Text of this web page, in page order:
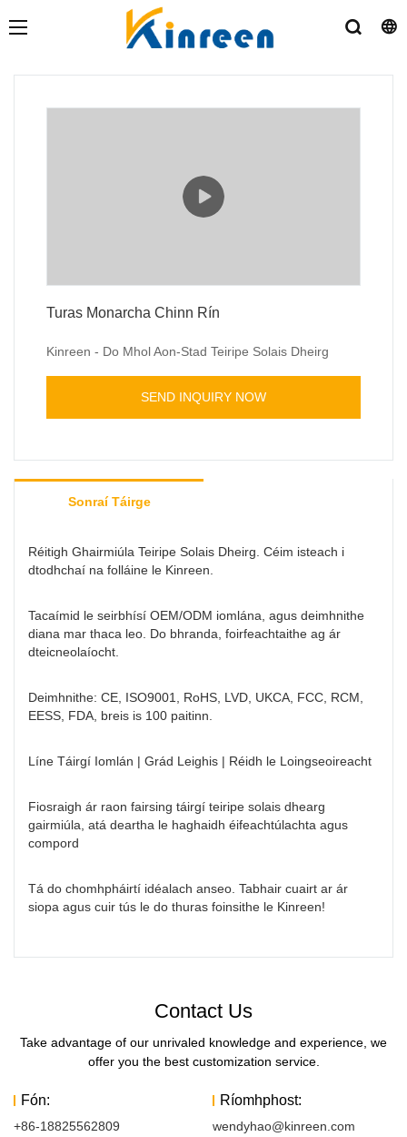
Turas Monarcha Chinn Rín
Kinreen - Do Mhol Aon-Stad Teiripe Solais Dheirg
SEND INQUIRY NOW
Sonraí Táirge
Réitigh Ghairmiúla Teiripe Solais Dheirg. Céim isteach i
dtodhchaí na folláine le Kinreen.
Tacaímid le seirbhísí OEM/ODM iomlána, agus deimhnithe
diana mar thaca leo. Do bhranda, foirfeachtaithe ag ár
dteicneolaíocht.
Deimhnithe: CE, ISO9001, RoHS, LVD, UKCA, FCC, RCM,
EESS, FDA, breis is 100 paitinn.
Líne Táirgí Iomlán | Grád Leighis | Réidh le Loingseoireacht
Fiosraigh ár raon fairsing táirgí teiripe solais dhearg
gairmiúla, atá deartha le haghaidh éifeachtúlachta agus
compord
Tá do chomhpháirtí idéalach anseo. Tabhair cuairt ar ár
siopa agus cuir tús le do thuras foinsithe le Kinreen!
Contact Us
Take advantage of our unrivaled knowledge and experience, we
offer you the best customization service.
Fón:
+86-18825562809
Ríomhphost:
wendyhao@kinreen.com